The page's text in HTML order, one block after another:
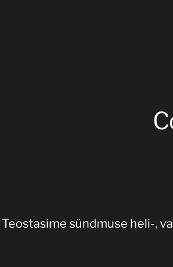
Teostasime sündmuse heli-,